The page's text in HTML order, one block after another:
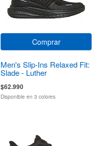
Comprar
Men's Slip-Ins Relaxed Fit:
Slade - Luther
$62.990
Disponible en 3 colores